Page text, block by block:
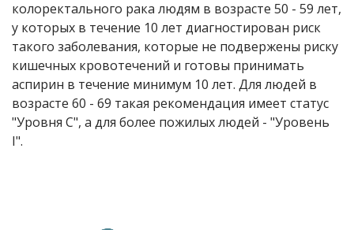
колоректального рака людям в возрасте 50 - 59 лет,
у которых в течение 10 лет диагностирован риск
такого заболевания, которые не подвержены риску
кишечных кровотечений и готовы принимать
аспирин в течение минимум 10 лет. Для людей в
возрасте 60 - 69 такая рекомендация имеет статус
"Уровня С", а для более пожилых людей - "Уровень
I".